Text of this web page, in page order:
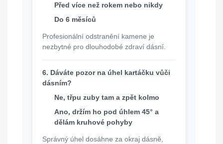
Před více než rokem nebo nikdy
Do 6 měsíců
Profesionální odstranění kamene je
nezbytné pro dlouhodobé zdraví dásní.
6. Dáváte pozor na úhel kartáčku vůči
dásním?
Ne, třpu zuby tam a zpět kolmo
Ano, držím ho pod úhlem 45° a
dělám kruhové pohyby
Správný úhel dosáhne za okraj dásně,